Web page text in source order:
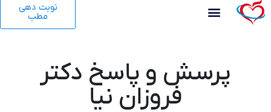
نوبت دهی
پرسش و پاسخ دکتر
فروزان نیا